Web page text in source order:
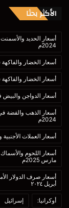
الأكثر بحثا
2024م
أسعار الخضار والفاكهة فى
أسعار الخضار والفاكهة فى
أسعار الدواجن والبيض في
2024م
أسعار العملات الأجنبية
مارس 2025م
أبريل ٢٠٢٤
أوكرانيا: إسرائيل